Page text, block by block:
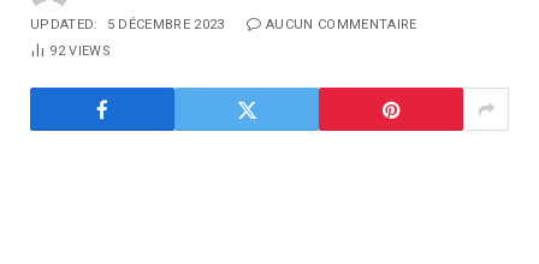
UPDATED: 5 DÉCEMBRE 2023
AUCUN COMMENTAIRE
92VIEWS